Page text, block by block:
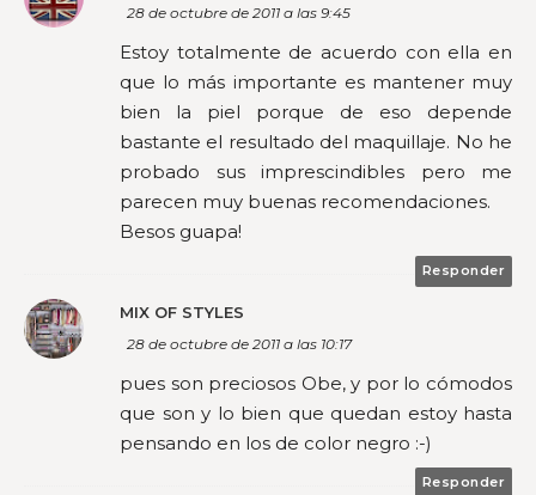
28 de octubre de 2011 a las 9:45
Estoy totalmente de acuerdo con ella en
que lo más importante es mantener muy
bien la piel porque de eso depende
bastante el resultado del maquillaje. No he
probado sus imprescindibles pero me
parecen muy buenas recomendaciones.
Besos guapa!
Responder
MIX OF STYLES
28 de octubre de 2011 a las 10:17
pues son preciosos Obe, y por lo cómodos
que son y lo bien que quedan estoy hasta
pensando en los de color negro :-)
Responder